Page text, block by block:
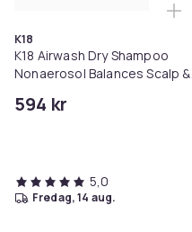
K18
K18 Airwash Dry Shampoo
Nonaerosol Balances Scalp &
594 kr
5,0
fredag, 14 aug.